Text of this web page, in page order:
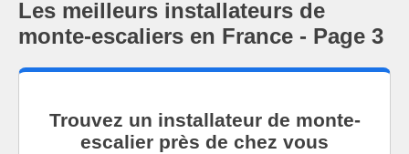
Les meilleurs installateurs de
monte-escaliers en France - Page 3
Trouvez un installateur de monte-
escalier près de chez vous